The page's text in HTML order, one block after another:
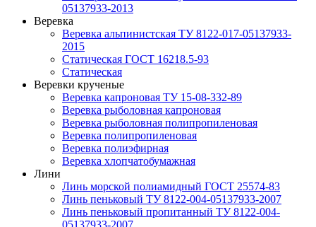
05137933-2013
Веревка
Веревка альпинистская ТУ 8122-017-05137933-
2015
Статическая ГОСТ 16218.5-93
Статическая
Веревки крученые
Веревка капроновая ТУ 15-08-332-89
Веревка рыболовная капроновая
Веревка рыболовная полипропиленовая
Веревка полипропиленовая
Веревка полиэфирная
Веревка хлопчатобумажная
Лини
Линь морской полиамидный ГОСТ 25574-83
Линь пеньковый ТУ 8122-004-05137933-2007
Линь пеньковый пропитанный ТУ 8122-004-
05137933-2007